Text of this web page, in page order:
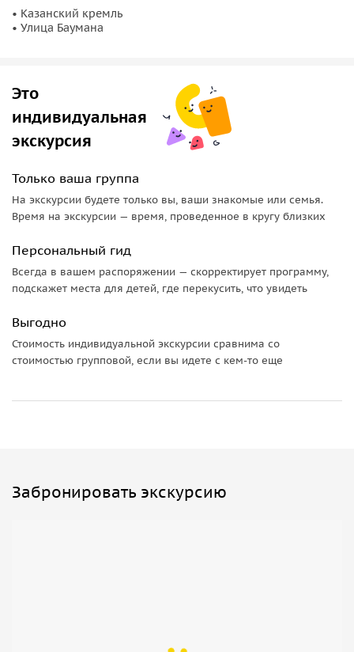
• Казанский кремль
• Улица Баумана
Это
индивидуальная
экскурсия
Только ваша группа
На экскурсии будете только вы, ваши знакомые или семья.
Время на экскурсии — время, проведенное в кругу близких
Персональный гид
Всегда в вашем распоряжении — скорректирует программу,
подскажет места для детей, где перекусить, что увидеть
Выгодно
Стоимость индивидуальной экскурсии сравнима со
стоимостью групповой, если вы идете с кем-то еще
Забронировать экскурсию